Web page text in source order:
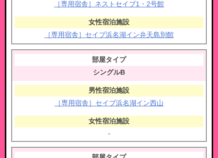
［専用宿舎］ネストセイブ1・2号館
［専用宿舎］セイブ浜名湖イン弁天島別館
シングルB
［専用宿舎］セイブ浜名湖イン西山
-